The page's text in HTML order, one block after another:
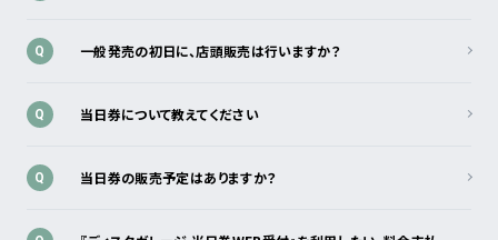
Q 一般発売の初日に、店頭販売は行いますか？
Q 当日券について教えてください
Q 当日券の販売予定はありますか？